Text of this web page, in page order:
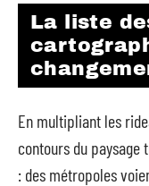
La liste
En multipliant les
contours du paysage
: des métropoles